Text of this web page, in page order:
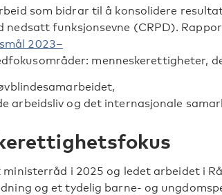
som bidrar til å konsolidere
funksjonsevne (CRPD).
2023–
menneskerettigheter,
arbeidsliv og det internasjonale
i 2025 og ledet arbeidet i
og et tydelig barne- og